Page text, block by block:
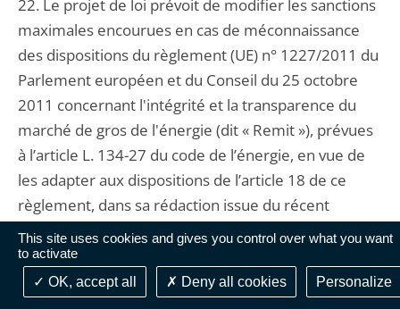
This site uses cookies and gives you control over what you want
to activate
OK, accept all
Deny all cookies Personalize
22. Le projet de loi prévoit de modifier les sanctions
maximales encourues en cas de méconnaissance
des dispositions du règlement (UE) n° 1227/2011 du
Parlement européen et du Conseil du 25 octobre
2011 concernant l'intégrité et la transparence du
marché de gros de l'énergie (dit « Remit »), prévues
à l’article L. 134-27 du code de l’énergie, en vue de
les adapter aux dispositions de l’article 18 de ce
règlement, dans sa rédaction issue du récent
règlement (UE) 2024/1106 du Parlement européen
et du Conseil du 11 avril 2024.